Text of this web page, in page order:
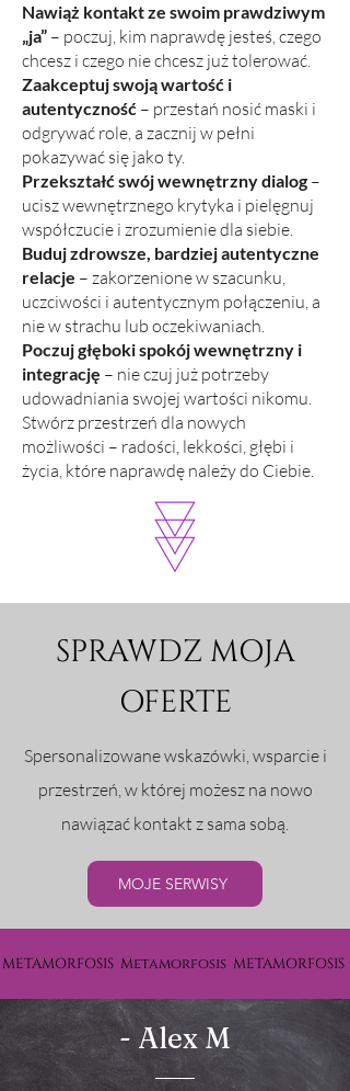
Nawiąż kontakt ze swoim prawdziwym
„ja” – poczuj, kim naprawdę jesteś, czego
chcesz i czego nie chcesz już tolerować.
Zaakceptuj swoją wartość i
autentyczność – przestań nosić maski i
odgrywać role, a zacznij w pełni
pokazywać się jako ty.
Przekształć swój wewnętrzny dialog –
ucisz wewnętrznego krytyka i pielęgnuj
współczucie i zrozumienie dla siebie.
Buduj zdrowsze, bardziej autentyczne
relacje – zakorzenione w szacunku,
uczciwości i autentycznym połączeniu, a
nie w strachu lub oczekiwaniach.
Poczuj głęboki spokój wewnętrzny i
integrację – nie czuj już potrzeby
udowadniania swojej wartości nikomu.
Stwórz przestrzeń dla nowych
możliwości – radości, lekkości, głębi i
życia, które naprawdę należy do Ciebie.
SPRAWDZ MOJA
OFERTE
Spersonalizowane wskazówki, wsparcie i
przestrzeń, w której możesz na nowo
nawiązać kontakt z sama sobą.
MOJE SERWISY
METAMORFOSIS Metamorfosis METAMORFOSIS
- Alex M